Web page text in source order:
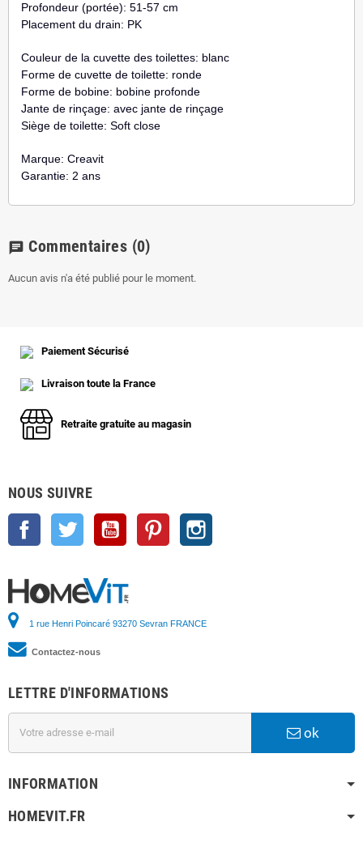
Profondeur (portée): 51-57 cm
Placement du drain: PK
Couleur de la cuvette des toilettes: blanc
Forme de cuvette de toilette: ronde
Forme de bobine: bobine profonde
Jante de rinçage: avec jante de rinçage
Siège de toilette: Soft close
Marque: Creavit
Garantie: 2 ans
chat Commentaires (0)
Aucun avis n'a été publié pour le moment.
Paiement Sécurisé
Livraison toute la France
Retraite gratuite au magasin
NOUS SUIVRE
Facebook Twitter YouTube Pinterest
1 rue Henri Poincaré 93270 Sevran FRANCE
Contactez-nous
LETTRE D'INFORMATIONS
ok
INFORMATION
HOMEVIT.FR